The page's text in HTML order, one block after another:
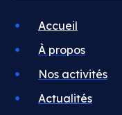
Accueil
À propos
Nos activités
Actualités